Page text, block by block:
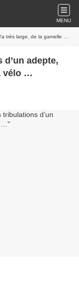
MENU
large, de la gamelle à vélo …
adepte,
vélo …